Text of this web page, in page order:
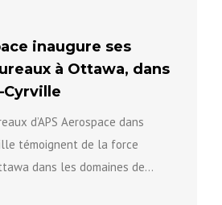
inaugure ses
à Ottawa, dans
d’APS Aerospace dans
témoignent de la force
dans les domaines de